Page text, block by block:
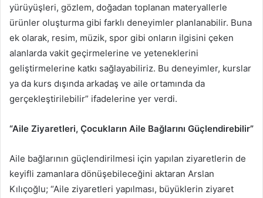
yürüyüşleri, gözlem, doğadan toplanan materyallerle
ürünler oluşturma gibi farklı deneyimler planlanabilir. Buna
ek olarak, resim, müzik, spor gibi onların ilgisini çeken
alanlarda vakit geçirmelerine ve yeteneklerini
geliştirmelerine katkı sağlayabiliriz. Bu deneyimler, kurslar
ya da kurs dışında arkadaş ve aile ortamında da
gerçekleştirilebilir” ifadelerine yer verdi.
“Aile Ziyaretleri, Çocukların Aile Bağlarını Güçlendirebilir”
Aile bağlarının güçlendirilmesi için yapılan ziyaretlerin de
keyifli zamanlara dönüşebileceğini aktaran Arslan
Kılıçoğlu; “Aile ziyaretleri yapılması, büyüklerin ziyaret